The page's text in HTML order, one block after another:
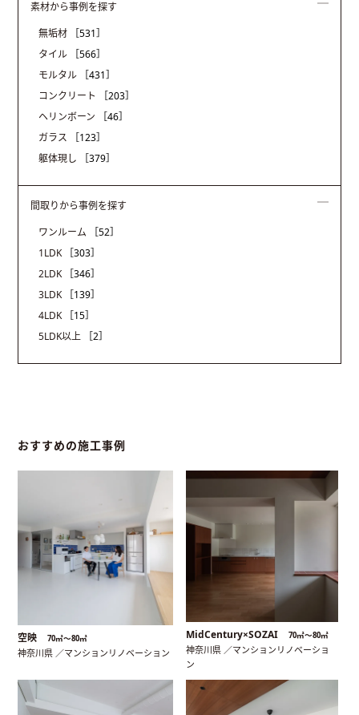
素材から事例を探す
無垢材
［531］
タイル
［566］
モルタル
［431］
コンクリート
［203］
ヘリンボーン
［46］
ガラス
［123］
躯体現し
［379］
間取りから事例を探す
ワンルーム
［52］
1LDK
［303］
2LDK
［346］
3LDK
［139］
4LDK
［15］
5LDK以上
［2］
おすすめの施工事例
空映 70㎡〜80㎡
神奈川県 ／マンションリノベーション
MidCentury×SOZAI 70㎡〜80㎡
神奈川県 ／マンションリノベーショ
ン